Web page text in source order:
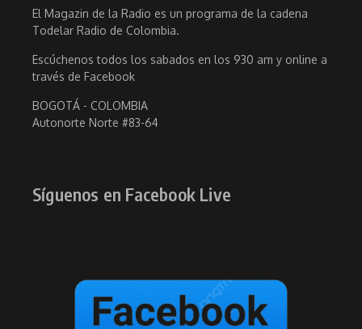
El Magazin de la Radio es un programa de la cadena
Todelar Radio de Colombia.
Escúchenos todos los sabados en los 930 am y online a
través de Facebook
BOGOTÁ - COLOMBIA
Autonorte Norte #83-64
Síguenos en Facebook Live